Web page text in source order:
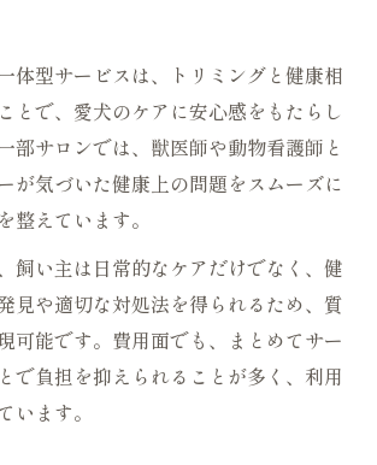
体型サービスは、トリミングと健康相
とで、愛犬のケアに安心感をもたらし
部サロンでは、獣医師や動物看護師と
が気づいた健康上の問題をスムーズに
整えています。
飼い主は日常的なケアだけでなく、健
見や適切な対処法を得られるため、質
可能です。費用面でも、まとめてサー
で負担を抑えられることが多く、利用
います。